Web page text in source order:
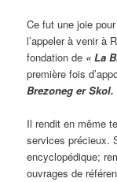
Ce fut une joie
l’appeler à venir à
fondation de « La
première fois
Brezoneg er Skol.
Il rendit en même
services précieux.
encyclopédique;
ouvrages de